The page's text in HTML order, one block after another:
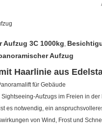
Aufzug 3C 1000kg,
Aufzug
Haarlinie aus
für Gebäude
Aufzugs im Freien in
es notwendig, ein
von Wind, Frost und